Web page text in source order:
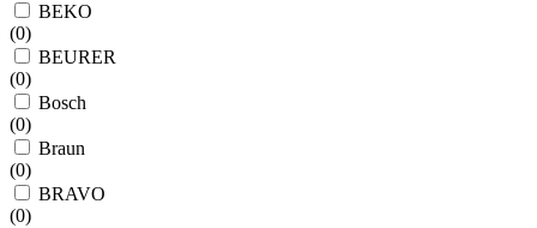
BEKO
(0)
BEURER
(0)
Bosch
(0)
Braun
(0)
BRAVO
(0)